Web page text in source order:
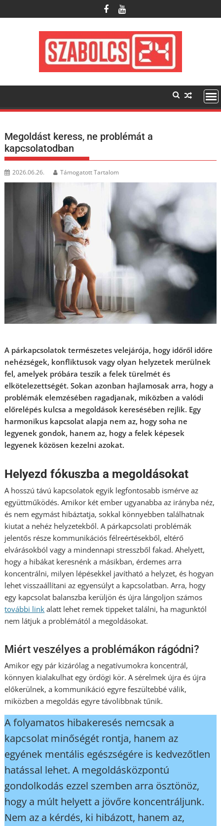
to
Megoldást keress, ne problémát a
kapcsolatodban
2026.06.26. Támogatott Tartalom
A párkapcsolatok természetes velejárója, hogy időről időre
nehézségek, konfliktusok vagy olyan helyzetek merülnek
fel, amelyek próbára teszik a felek türelmét és
elkötelezettségét. Sokan azonban hajlamosak arra, hogy a
problémák elemzésében ragadjanak, miközben a valódi
előrelépés kulcsa a megoldások keresésében rejlik. Egy
harmonikus kapcsolat alapja nem az, hogy soha ne
legyenek gondok, hanem az, hogy a felek képesek
legyenek közösen kezelni azokat.
Helyezd fókuszba a megoldásokat
A hosszú távú kapcsolatok egyik legfontosabb ismérve az
együttműködés. Amikor két ember ugyanabba az irányba néz,
és nem egymást hibáztatja, sokkal könnyebben találhatnak
kiutat a nehéz helyzetekből. A párkapcsolati problémák
jelentős része kommunikációs félreértésekből, eltérő
elvárásokból vagy a mindennapi stresszből fakad. Ahelyett,
hogy a hibákat keresnénk a másikban, érdemes arra
koncentrálni, milyen lépésekkel javítható a helyzet, és hogyan
lehet visszaállítani az egyensúlyt a kapcsolatban. Arra, hogy
egy kapcsolat balanszba kerüljön és újra lángoljon számos
további link alatt lehet remek tippeket találni, ha magunktól
nem látjuk a problémától a megoldásokat.
Miért veszélyes a problémákon rágódni?
Amikor egy pár kizárólag a negatívumokra koncentrál,
könnyen kialakulhat egy ördögi kör. A sérelmek újra és újra
előkerülnek, a kommunikáció egyre feszültebbé válik,
miközben a megoldás egyre távolibbnak tűnik.
A folyamatos hibakeresés nemcsak a
kapcsolat minőségét rontja, hanem az
egyének mentális egészségére is kedvezőtlen
hatással lehet. A megoldásközpontú
gondolkodás ezzel szemben arra ösztönöz,
hogy a múlt helyett a jövőre koncentráljunk.
Nem az a kérdés, ki hibázott, hanem az,